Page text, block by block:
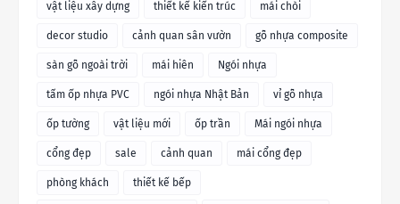
vật liệu xây dựng thiết kế kiến trúc mái chòi
decor studio cảnh quan sân vườn gỗ nhựa composite
sàn gỗ ngoài trời mái hiên Ngói nhựa
tấm ốp nhựa PVC ngói nhựa Nhật Bản vỉ gỗ nhựa
ốp tường vật liệu mới ốp trần Mái ngói nhựa
cổng đẹp sale cảnh quan mái cổng đẹp
phòng khách thiết kế bếp